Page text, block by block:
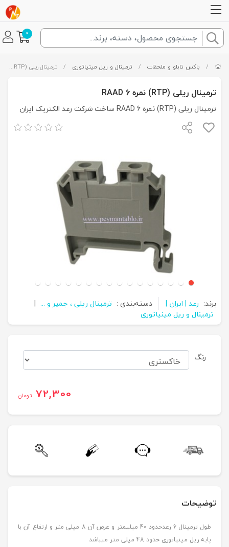
0
/ باکس تابلو و ملحقات / ترمینال و ریل مینیاتوری / ترمینال ریلی (RTP) نمره 6 RAAD
ترمینال ریلی (RTP) نمره 6 RAAD
ترمینال ریلی (RTP) نمره 6 RAAD ساخت شرکت رعد الکتریک ایران
برند: رعد | ایران | دسته‌بندی : ترمینال ریلی ، جمپر و ... |
ترمینال و ریل مینیاتوری
رنگ
72,300 تومان
توضیحات
طول ترمینال 6 رعدحدود 40 میلیمتر و عرض آن 8 میلی متر و ارتفاع آن با
پایه ریل مینیاتوری حدود 48 میلی متر میباشد